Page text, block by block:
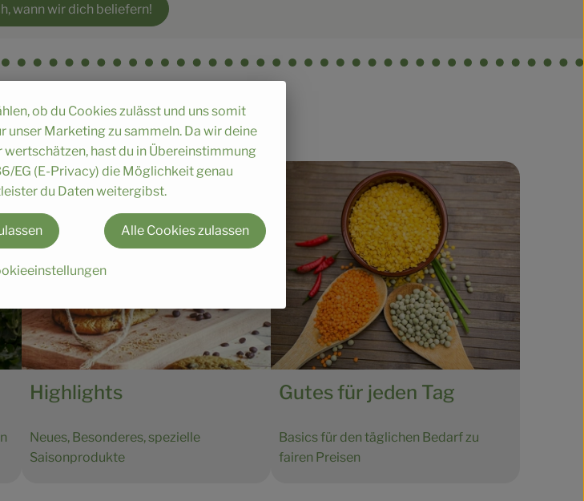
wann wir dich beliefern!
Highlights
Neues, Besonderes, spezielle
Saisonprodukte
Gutes für jeden Tag
Basics für den täglichen Bedarf zu
fairen Preisen
ob du Cookies zulässt und uns somit
unser Marketing zu sammeln. Da wir deine
wertschätzen, hast du in Übereinstimmung
EG (E-Privacy) die Möglichkeit genau
du Daten weitergibst.
Alle Cookies zulassen